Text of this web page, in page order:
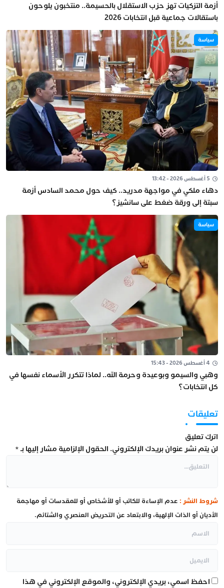
أزمة التزكيات تهز حزب الاستقلال بالحسيمة.. منتخبون يلوحون
باستقالات جماعية قبل انتخابات 2026
سياسة
5 أغسطس 2026 - 13:42
دهاء ملكي في مواجهة مدريد.. كيف حول محمد السادس أزمة
سبتة إلى ورقة ضغط على سانشيز؟
سياسة
4 أغسطس 2026 - 15:43
وهبي والسيمو وبوعيدة وحرمة الله.. لماذا تتكرر الأسماء نفسها في
كل انتخابات؟
تعليقات
اترك تعليق
لن يتم نشر عنوان بريدك الإلكتروني. الحقول الإلزامية مشار إليها بـ*
شروط النشر : عدم الإساءة للكاتب أو للأشخاص أو للمقدسات أو مهاجمة
الأديان أو الذات الإلهية، والابتعاد عن التحريض العنصري والشتائم.
احفظ اسمي، بريدي الإلكتروني، والموقع الإلكتروني في هذا